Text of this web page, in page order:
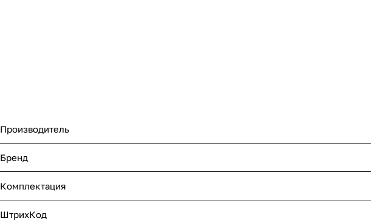
Производитель
Бренд
Комплектация
ШтрихКод